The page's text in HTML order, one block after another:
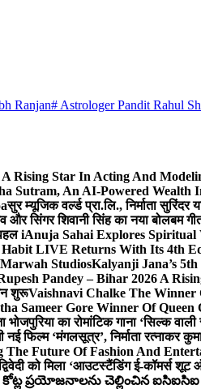
Ranjan# Astrologer Pandit Rahul
Rising Star In Acting And
Sutram, An AI-Powered Wealth
सुर म्यूजिक वर्ल्ड प्रा.लि., निर्माता
और सिंगर शिवानी सिंह का नया बोलबम
iAnuja Sahai Explores
LIVE Returns With Its 4th
StudiosKalyanji Jana’s
Pandey – Bihar 2026 A
शुरूVaishnavi Chalke The
Sameer Gore Winner Of
का रोमांटिक गाना ‘सिल्क
फिल्म ‘मंगलसूत्र’, निर्माता रत्नाकर
The Future Of Fashion And
को मिला ‘आउटस्टैंडिंग ई-कॉमर्स
ప్రయోజనాలను చెల్లించిన ఐసిఐసిఐ